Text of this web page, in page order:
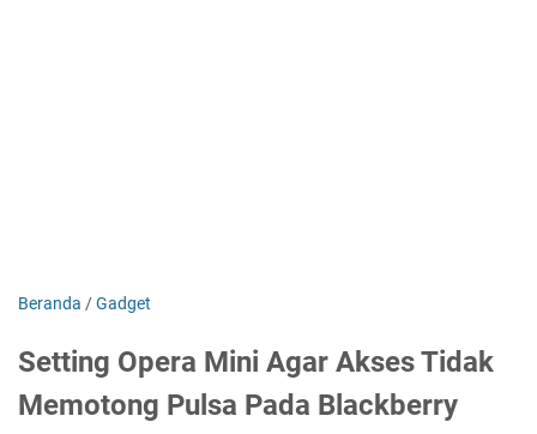
Beranda /Gadget
Setting Opera Mini Agar Akses Tidak
Memotong Pulsa Pada Blackberry